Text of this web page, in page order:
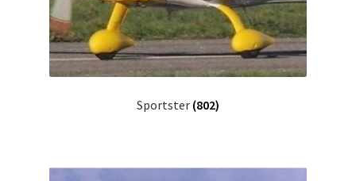
Sportster (802)